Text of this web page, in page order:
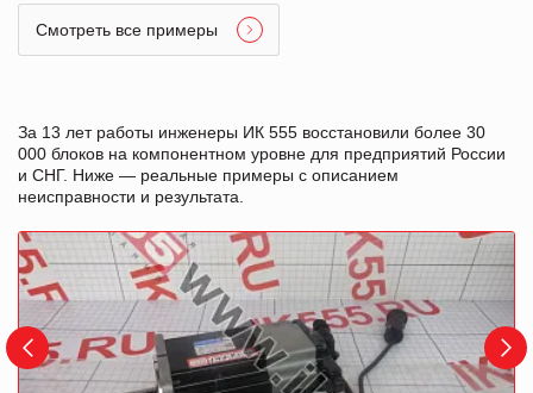
Смотреть все примеры
За 13 лет работы инженеры ИК 555 восстановили более 30
000 блоков на компонентном уровне для предприятий России
и СНГ. Ниже — реальные примеры с описанием
неисправности и результата.